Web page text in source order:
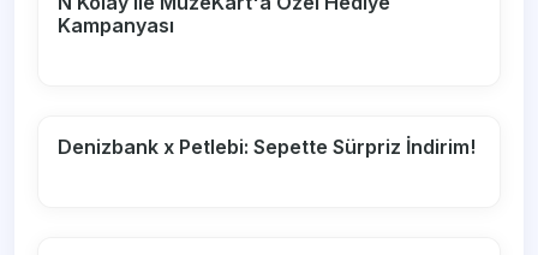
Kampanyası
Denizbank x Petlebi: Sepette Sürpriz İndirim!